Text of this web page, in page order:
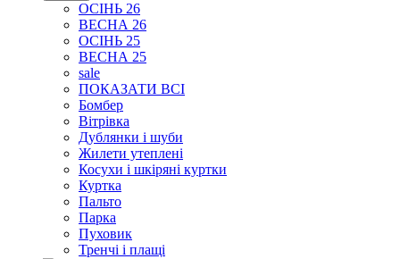
ОСІНЬ 26
ВЕСНА 26
ОСІНЬ 25
ВЕСНА 25
sale
ПОКАЗАТИ ВСІ
Бомбер
Вітрівка
Дублянки і шуби
Жилети утеплені
Косухи і шкіряні куртки
Куртка
Пальто
Парка
Пуховик
Тренчі і плащі